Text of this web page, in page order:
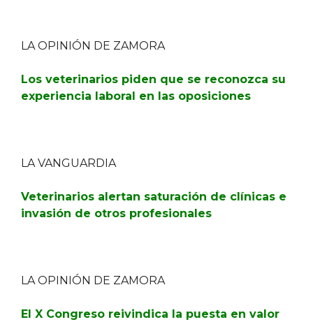
LA OPINIÓN DE ZAMORA
Los veterinarios piden que se reconozca su
experiencia laboral en las oposiciones
LA VANGUARDIA
Veterinarios alertan saturación de clínicas e
invasión de otros profesionales
LA OPINIÓN DE ZAMORA
El X Congreso reivindica la puesta en valor